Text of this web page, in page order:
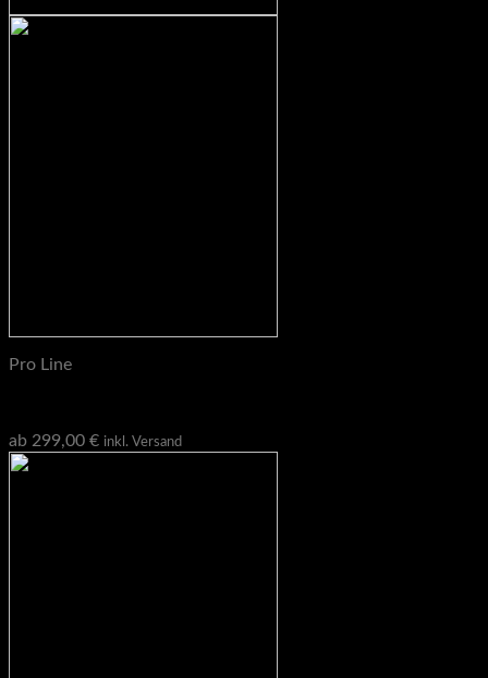
Pro Line
ab 299,00 € inkl. Versand